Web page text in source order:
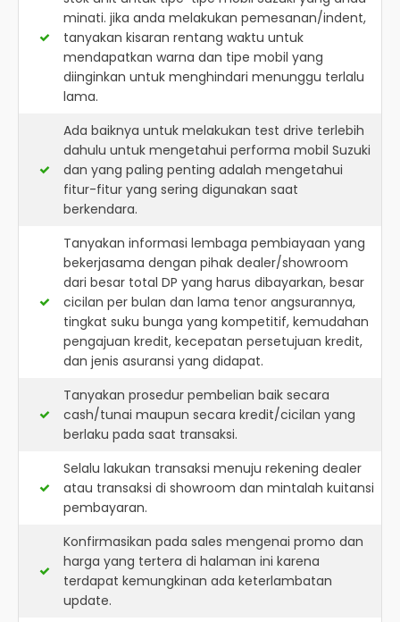
minati. jika anda melakukan pemesanan/indent,
tanyakan kisaran rentang waktu untuk
mendapatkan warna dan tipe mobil yang
diinginkan untuk menghindari menunggu terlalu
lama.
Ada baiknya untuk melakukan test drive terlebih
dahulu untuk mengetahui performa mobil Suzuki
dan yang paling penting adalah mengetahui
fitur-fitur yang sering digunakan saat
berkendara.
Tanyakan informasi lembaga pembiayaan yang
bekerjasama dengan pihak dealer/showroom
dari besar total DP yang harus dibayarkan, besar
cicilan per bulan dan lama tenor angsurannya,
tingkat suku bunga yang kompetitif, kemudahan
pengajuan kredit, kecepatan persetujuan kredit,
dan jenis asuransi yang didapat.
Tanyakan prosedur pembelian baik secara
cash/tunai maupun secara kredit/cicilan yang
berlaku pada saat transaksi.
Selalu lakukan transaksi menuju rekening dealer
atau transaksi di showroom dan mintalah kuitansi
pembayaran.
Konfirmasikan pada sales mengenai promo dan
harga yang tertera di halaman ini karena
terdapat kemungkinan ada keterlambatan
update.